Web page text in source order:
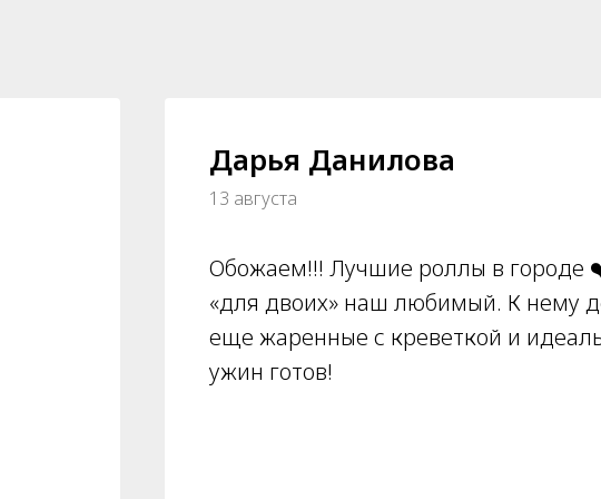
Дарья Данилова
13 августа
Обожаем!!! Лучшие роллы в городе
«для двоих» наш любимый. К нему
еще жаренные с креветкой и
ужин готов!